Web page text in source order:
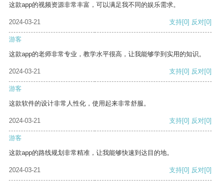
这款app的视频资源非常丰富，可以满足我不同的娱乐需求。
2024-03-21 支持[0] 反对[0]
游客
这款app的老师非常专业，教学水平很高，让我能够学到实用的知识。
2024-03-21 支持[0] 反对[0]
游客
这款软件的设计非常人性化，使用起来非常舒服。
2024-03-21 支持[0] 反对[0]
游客
这款app的路线规划非常精准，让我能够快速到达目的地。
2024-03-21 支持[0] 反对[0]